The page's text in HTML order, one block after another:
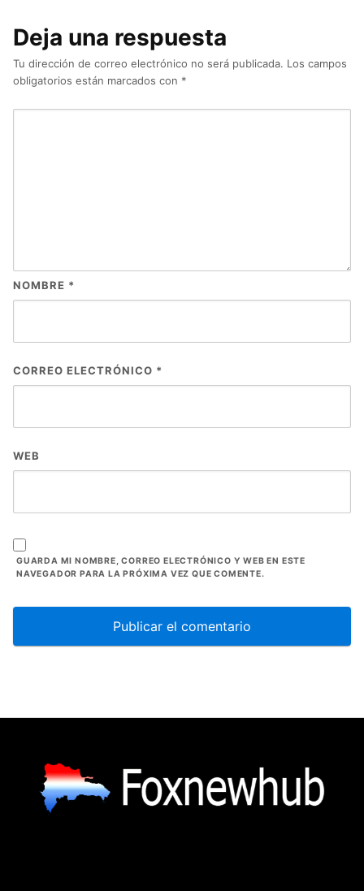
Deja una respuesta
Tu dirección de correo electrónico no será publicada. Los campos
obligatorios están marcados con *
NOMBRE *
CORREO ELECTRÓNICO *
WEB
GUARDA MI NOMBRE, CORREO ELECTRÓNICO Y WEB EN ESTE
NAVEGADOR PARA LA PRÓXIMA VEZ QUE COMENTE.